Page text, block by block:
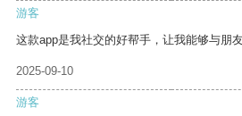
游客
这款app是我社交的好帮手，让我能够与朋
2025-09-10
游客